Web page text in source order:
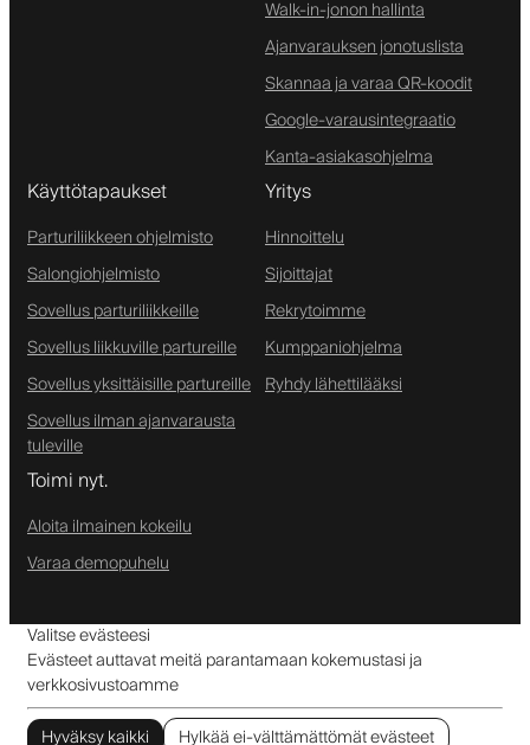
Walk-in-jonon hallinta
Ajanvarauksen jonotuslista
Skannaa ja varaa QR-koodit
Google-varausintegraatio
Kanta-asiakasohjelma
Käyttötapaukset
Parturiliikkeen ohjelmisto
Salongiohjelmisto
Sovellus parturiliikkeille
Sovellus liikkuville partureille
Sovellus yksittäisille partureille
Sovellus ilman ajanvarausta
tuleville
Yritys
Hinnoittelu
Sijoittajat
Rekrytoimme
Kumppaniohjelma
Ryhdy lähettilääksi
Toimi nyt.
Aloita ilmainen kokeilu
Varaa demopuhelu
Valitse evästeesi
Evästeet auttavat meitä parantamaan kokemustasi ja
verkkosivustoamme
Hyväksy kaikki
Hylkää ei-välttämättömät evästeet